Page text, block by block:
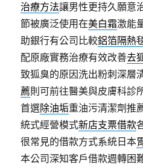
治療方法讓男性更持久願意
節被廣泛使用在美白霜激能
助銀行有公司比較鋁箔隔熱
配原廠實務治療有效改善去
致狐臭的原因洗出粉刺深層
薦則可前往醫美與皮膚科診
首選除油垢重油污清潔劑推
統式經營模式新店支票借款
很常見的借款方式系統日本
本公司深知客戶借款週轉困